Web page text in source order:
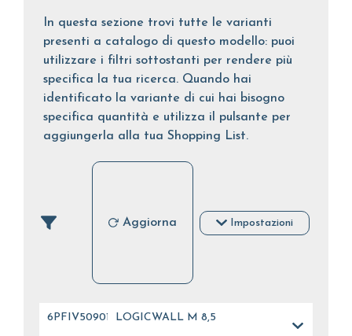
In questa sezione trovi tutte le varianti
presenti a catalogo di questo modello: puoi
utilizzare i filtri sottostanti per rendere più
specifica la tua ricerca. Quando hai
identificato la variante di cui hai bisogno
specifica quantità e utilizza il pulsante per
aggiungerla alla tua Shopping List.
Aggiorna Impostazioni
6PFIV50901 LOGICWALL M 8,5